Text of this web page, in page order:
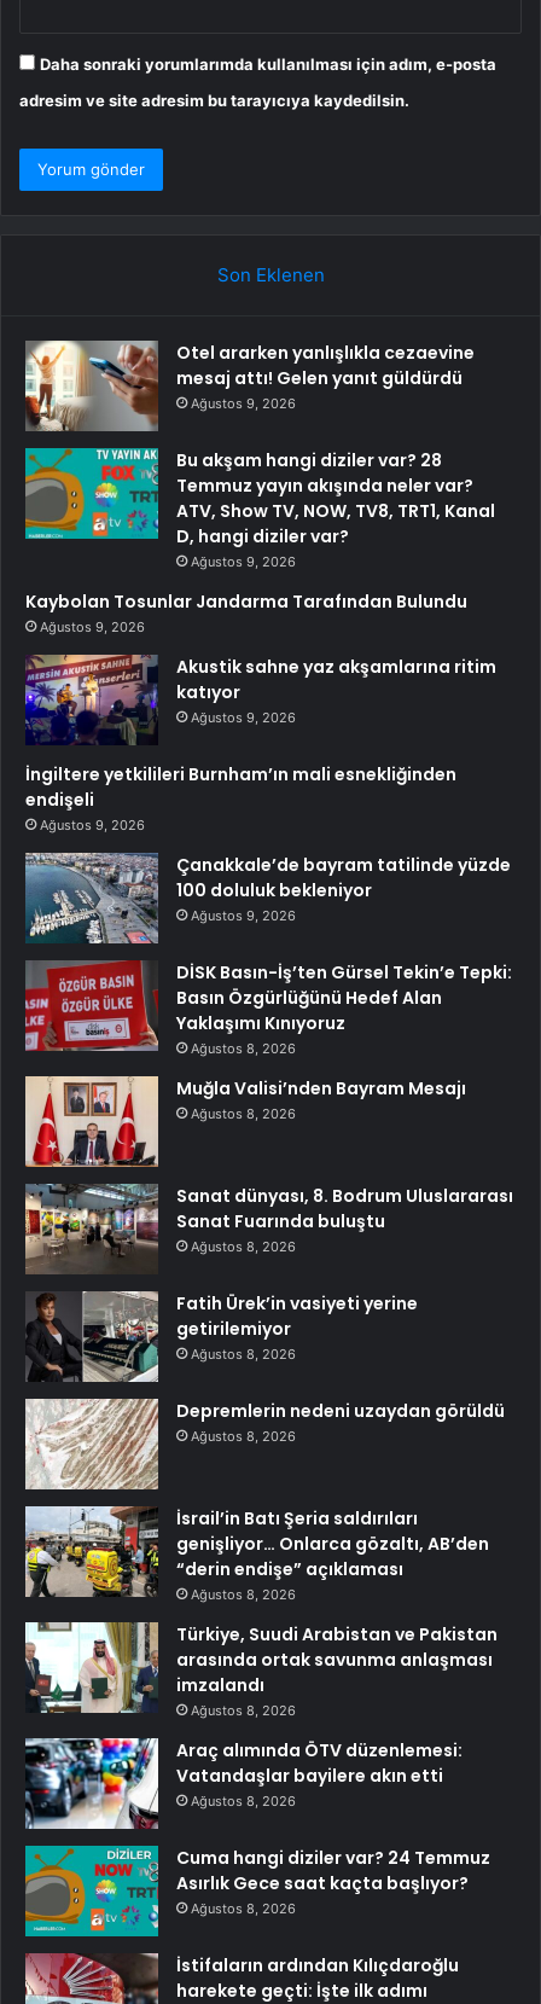
Daha sonraki yorumlarımda kullanılması için adım, e-posta
adresim ve site adresim bu tarayıcıya kaydedilsin.
Son Eklenen
Otel ararken yanlışlıkla cezaevine
mesaj attı! Gelen yanıt güldürdü
Ağustos 9, 2026
Bu akşam hangi diziler var? 28
Temmuz yayın akışında neler var?
ATV, Show TV, NOW, TV8, TRT1, Kanal
D, hangi diziler var?
Ağustos 9, 2026
Kaybolan Tosunlar Jandarma Tarafından Bulundu
Ağustos 9, 2026
Akustik sahne yaz akşamlarına ritim
katıyor
Ağustos 9, 2026
İngiltere yetkilileri Burnham’ın mali esnekliğinden
endişeli
Ağustos 9, 2026
Çanakkale’de bayram tatilinde yüzde
100 doluluk bekleniyor
Ağustos 9, 2026
DİSK Basın-İş’ten Gürsel Tekin’e Tepki:
Basın Özgürlüğünü Hedef Alan
Yaklaşımı Kınıyoruz
Ağustos 8, 2026
Muğla Valisi’nden Bayram Mesajı
Ağustos 8, 2026
Sanat dünyası, 8. Bodrum Uluslararası
Sanat Fuarında buluştu
Ağustos 8, 2026
Fatih Ürek’in vasiyeti yerine
getirilemiyor
Ağustos 8, 2026
Depremlerin nedeni uzaydan görüldü
Ağustos 8, 2026
İsrail’in Batı Şeria saldırıları
genişliyor… Onlarca gözaltı, AB’den
“derin endişe” açıklaması
Ağustos 8, 2026
Türkiye, Suudi Arabistan ve Pakistan
arasında ortak savunma anlaşması
imzalandı
Ağustos 8, 2026
Araç alımında ÖTV düzenlemesi:
Vatandaşlar bayilere akın etti
Ağustos 8, 2026
Cuma hangi diziler var? 24 Temmuz
Asırlık Gece saat kaçta başlıyor?
Ağustos 8, 2026
İstifaların ardından Kılıçdaroğlu
harekete geçti: İşte ilk adımı